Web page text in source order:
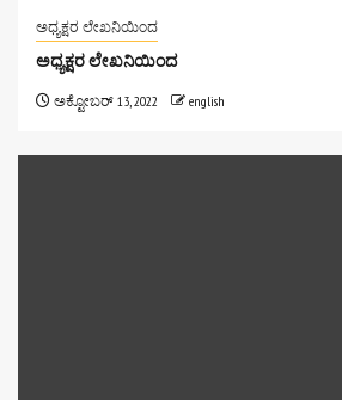
ಅಧ್ಯಕ್ಷರ ಲೇಖನಿಯಿಂದ
ಅಧ್ಯಕ್ಷರ ಲೇಖನಿಯಿಂದ
ಅಕ್ಟೋಬರ್ 13, 2022 english